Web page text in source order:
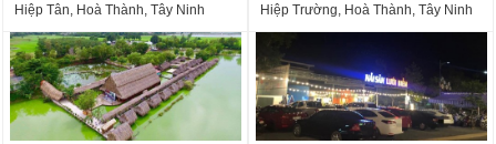
Hiệp Tân, Hoà Thành, Tây Ninh Hiệp Trường, Hoà Thành, Tây Ninh